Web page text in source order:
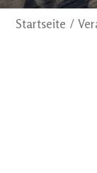
Startseite